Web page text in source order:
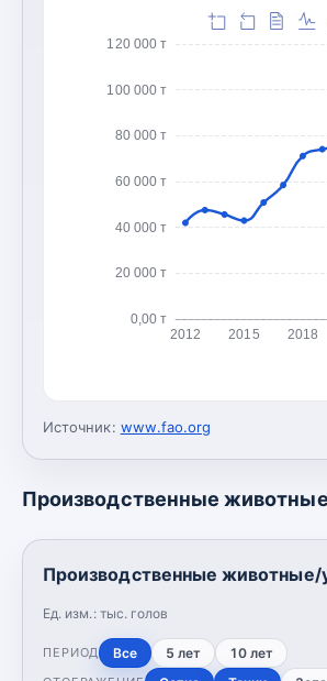
0,00 т
20 000 т
40 000 т
60 000 т
80 000 т
100 000 т
120 000 т
2012 2015 2018
Источник: www.fao.org
Производственные
Производственные животные/
Ед. изм.: тыс. голов
ПЕРИОД Все 5 лет 10 лет